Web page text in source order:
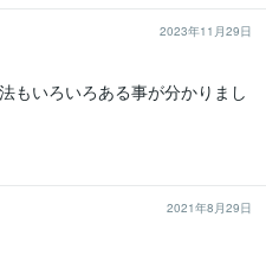
2023年11月29日
もいろいろある事が分かりまし
2021年8月29日